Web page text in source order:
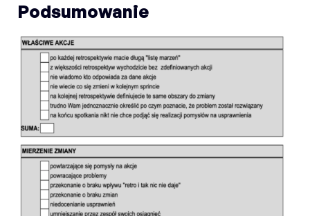
Podsumowanie